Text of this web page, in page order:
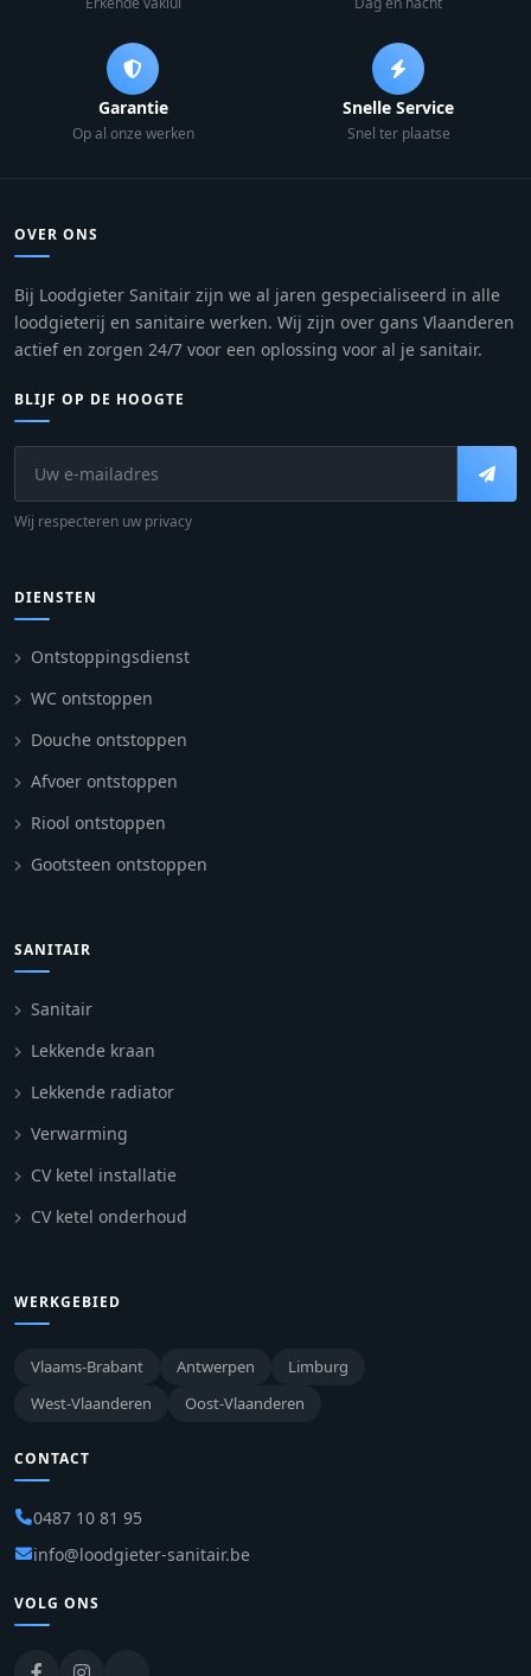
Garantie
Op al onze werken
Snelle Service
Snel ter plaatse
OVER ONS
Bij Loodgieter Sanitair zijn we al jaren gespecialiseerd in alle
loodgieterij en sanitaire werken. Wij zijn over gans Vlaanderen
actief en zorgen 24/7 voor een oplossing voor al je sanitair.
BLIJF OP DE HOOGTE
Wij respecteren uw privacy
DIENSTEN
Ontstoppingsdienst
WC ontstoppen
Douche ontstoppen
Afvoer ontstoppen
Riool ontstoppen
Gootsteen ontstoppen
SANITAIR
Sanitair
Lekkende kraan
Lekkende radiator
Verwarming
CV ketel installatie
CV ketel onderhoud
WERKGEBIED
Vlaams-Brabant Antwerpen
Limburg
West-Vlaanderen
Oost-Vlaanderen
CONTACT
0487 10 81 95
info@loodgieter-sanitair.be
VOLG ONS